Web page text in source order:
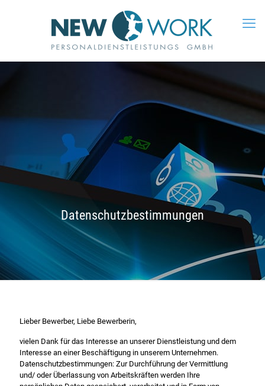
Datenschutzbestimmungen
Lieber Bewerber, Liebe Bewerberin,
vielen Dank für das Interesse an unserer Dienstleistung und dem
Interesse an einer Beschäftigung in unserem Unternehmen.
Datenschutzbestimmungen: Zur Durchführung der Vermittlung
und/ oder Überlassung von Arbeitskräften werden Ihre